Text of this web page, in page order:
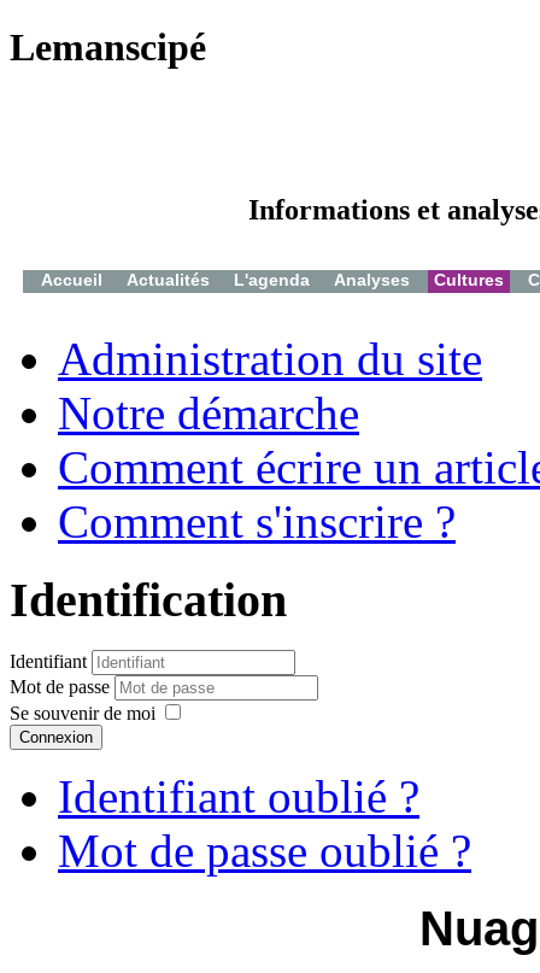
Lemanscipé
Informations et
Accueil Actualités L'agenda Analyses Cultures
Administration du site
Notre démarche
Comment écrire un
Comment s'inscrire ?
Identification
Identifiant
Mot de passe
Se souvenir de moi
Connexion
Identifiant oublié ?
Mot de passe oublié ?